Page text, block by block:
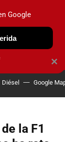
Diésel Google
la F1
×
Google